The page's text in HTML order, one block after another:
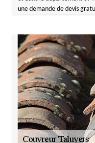
une demande de devis